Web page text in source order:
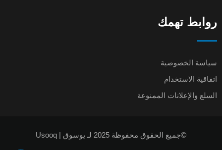
روابط تهمك
سياسة الخصوصية
اتفاقية الاستخدام
السلع والإعلانات الممنوعة
©جميع الحقوق محفوظة 2025 لـ يوسوق | Usooq